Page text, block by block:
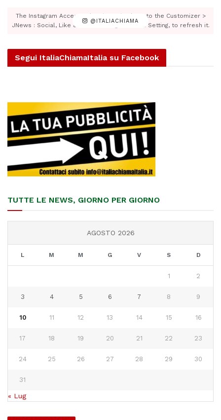
@ITALIACHIAMA
The Instagram Access Token is expired, Go to the Customizer >
JNews : Social, Like & View > Instagram Feed Setting, to refresh it.
Segui ItaliaChiamaItalia su Facebook
TUTTE LE NEWS, GIORNO PER GIORNO
AGOSTO 2026
L M M G V S D
1 2
3 4 5 6 7 8 9
10 11 12 13 14 15 16
17 18 19 20 21 22 23
24 25 26 27 28 29 30
31
« Lug